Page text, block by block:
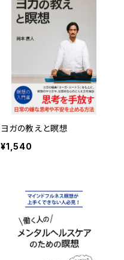
ヨガの教えと瞑想
¥1,540